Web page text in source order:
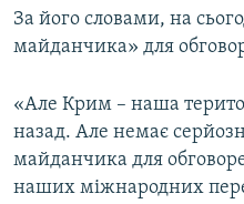
За його словами, на
майданчика» для
«Але Крим – наша
назад. Але немає
майданчика для
наших міжнародних